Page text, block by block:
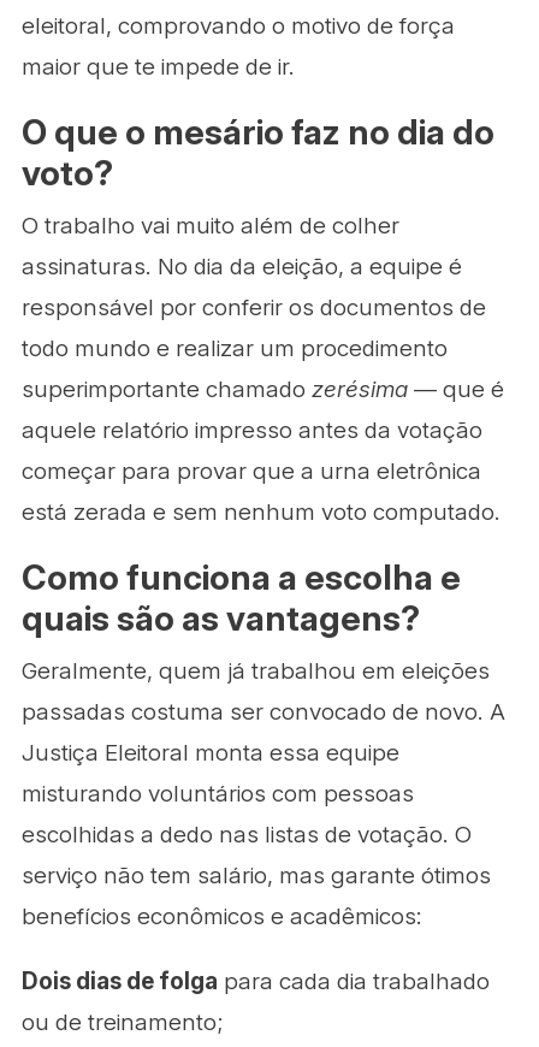
eleitoral, comprovando o motivo de força
maior que te impede de ir.
O que o mesário faz no dia do
voto?
O trabalho vai muito além de colher
assinaturas. No dia da eleição, a equipe é
responsável por conferir os documentos de
todo mundo e realizar um procedimento
superimportante chamado zerésima— que é
aquele relatório impresso antes da votação
começar para provar que a urna eletrônica
está zerada e sem nenhum voto computado.
Como funciona a escolha e
quais são as vantagens?
Geralmente, quem já trabalhou em eleições
passadas costuma ser convocado de novo. A
Justiça Eleitoral monta essa equipe
misturando voluntários com pessoas
escolhidas a dedo nas listas de votação. O
serviço não tem salário, mas garante ótimos
benefícios econômicos e acadêmicos:
Dois dias de folga para cada dia trabalhado
ou de treinamento;